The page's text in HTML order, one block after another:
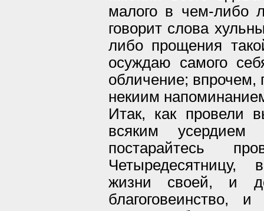
малого в чем-либо
говорит слова
либо прощения
осуждаю самого
обличение; впрочем,
некиим
Итак, как провели
всяким
постарайтесь
жизни своей, и
благоговеинство,